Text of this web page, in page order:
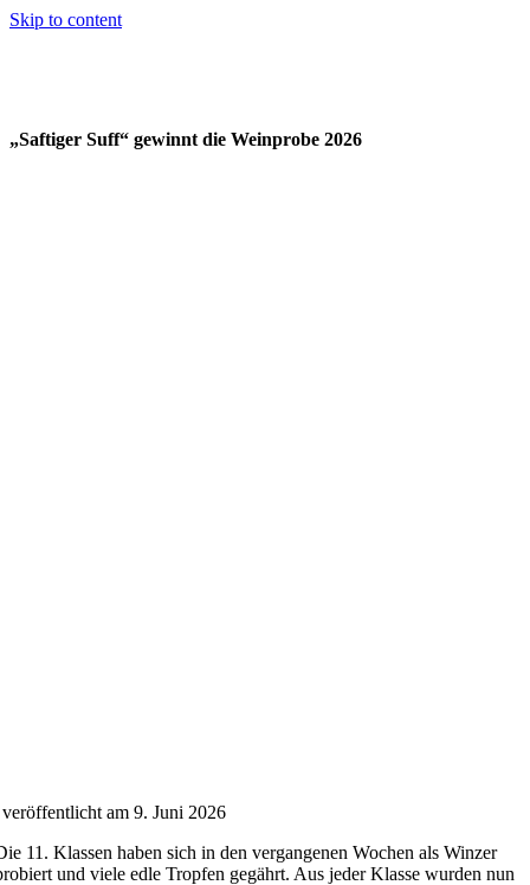
Skip to content
„Saftiger Suff“ gewinnt die Weinprobe 2026
veröffentlicht am 9. Juni 2026
11. Klassen haben sich in den vergangenen Wochen als Winzer
und viele edle Tropfen gegährt. Aus jeder Klasse wurden nun